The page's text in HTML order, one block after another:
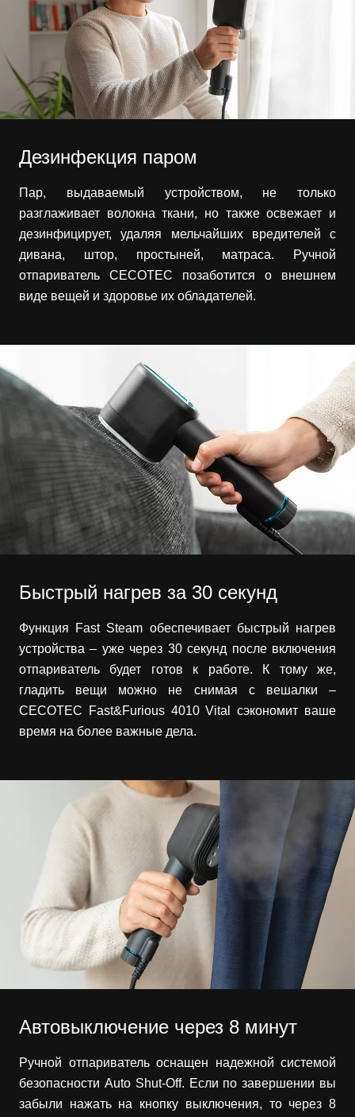
Дезинфекция паром
Пар, выдаваемый устройством, не только
разглаживает волокна ткани, но также освежает и
дезинфицирует, удаляя мельчайших вредителей с
дивана, штор, простыней, матраса. Ручной
отпариватель CECOTEC позаботится о внешнем
виде вещей и здоровье их обладателей.
Быстрый нагрев за 30 секунд
Функция Fast Steam обеспечивает быстрый нагрев
устройства – уже через 30 секунд после включения
отпариватель будет готов к работе. К тому же,
гладить вещи можно не снимая с вешалки –
CECOTEC Fast&Furious 4010 Vital сэкономит ваше
время на более важные дела.
Автовыключение через 8 минут
Ручной отпариватель оснащен надежной системой
безопасности Auto Shut-Off. Если по завершении вы
забыли нажать на кнопку выключения, то через 8